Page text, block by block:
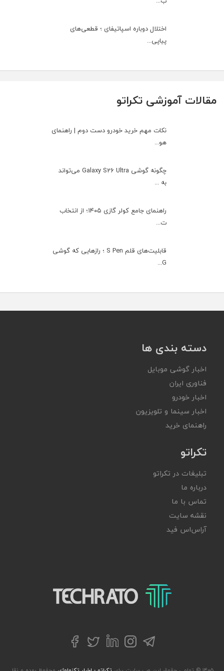
اختلال دوباره اسپاتیفای ؛ قطعی‌های
پیاپی...
مقالات آموزشی تکراتو
نکات مهم خرید خودرو دست دوم | راهنمای
هو...
چگونه گوشی Galaxy S26 Ultra می‌تواند
به ...
راهنمای جامع کولر گازی ۱۴۰۵؛ از انتخاب
ت...
قابلیت‌های قلم S Pen ؛ رازهایی که گوشی
G...
دسته بندی ها
اخبار گوشی موبایل
فناوری ایران
اخبار خودرو
اخبار سینما و تلویزیون
راهنمای خرید
تکراتو
تبلیغات در تکراتو
درباره ما
تماس با ما
نقشه سایت
آر‌اس‌اس فید
تکراتو – زندگی با تکنولوژی
تلگراماینستاگرام
لینکداینتوییترفیسبوک